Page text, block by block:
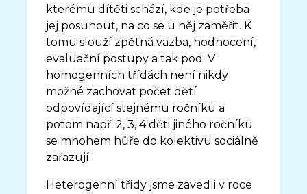
kterému dítěti schází, kde je potřeba
jej posunout, na co se u něj zaměřit. K
tomu slouží zpětná vazba, hodnocení,
evaluační postupy a tak pod. V
homogenních třídách není nikdy
možné zachovat počet dětí
odpovídající stejnému ročníku a
potom např. 2, 3, 4 děti jiného ročníku
se mnohem hůře do kolektivu sociálně
zařazují.
Heterogenní třídy jsme zavedli v roce